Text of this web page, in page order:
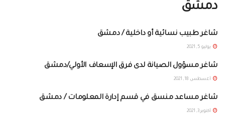
دمشق
شاغر طبيب نسائية أو داخلية / دمشق
يوليو 5, 2021
شاغر مسؤول الصيانة لدى فرق الإسعاف الأولي/دمشق
أغسطس 18, 2021
شاغر مساعد منسق في قسم إدارة المعلومات / دمشق
أكتوبر 3, 2021